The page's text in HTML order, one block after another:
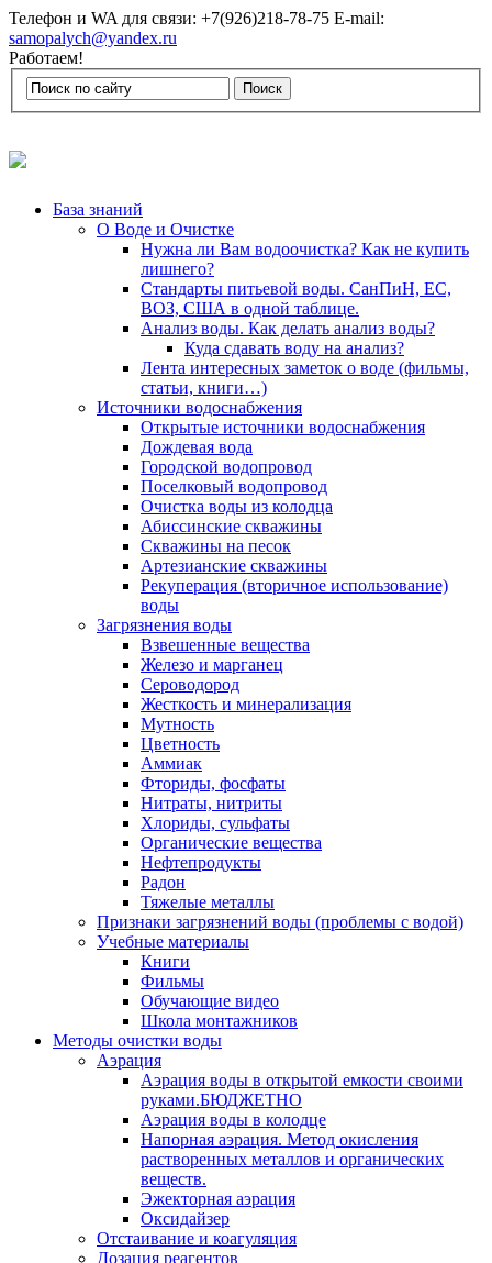
Телефон и WA для связи: +7(926)218-78-75 E-mail:
samopalych@yandex.ru
Работаем!
База знаний
О Воде и Очистке
Нужна ли Вам водоочистка? Как не купить
лишнего?
Стандарты питьевой воды. СанПиН, ЕС,
ВОЗ, США в одной таблице.
Анализ воды. Как делать анализ воды?
Куда сдавать воду на анализ?
Лента интересных заметок о воде (фильмы,
статьи, книги…)
Источники водоснабжения
Открытые источники водоснабжения
Дождевая вода
Городской водопровод
Поселковый водопровод
Очистка воды из колодца
Абиссинские скважины
Скважины на песок
Артезианские скважины
Рекуперация (вторичное использование)
воды
Загрязнения воды
Взвешенные вещества
Железо и марганец
Сероводород
Жесткость и минерализация
Мутность
Цветность
Аммиак
Фториды, фосфаты
Нитраты, нитриты
Хлориды, сульфаты
Органические вещества
Нефтепродукты
Радон
Тяжелые металлы
Признаки загрязнений воды (проблемы с водой)
Учебные материалы
Книги
Фильмы
Обучающие видео
Школа монтажников
Методы очистки воды
Аэрация
Аэрация воды в открытой емкости своими
руками.БЮДЖЕТНО
Аэрация воды в колодце
Напорная аэрация. Метод окисления
растворенных металлов и органических
веществ.
Эжекторная аэрация
Оксидайзер
Отстаивание и коагуляция
Дозация реагентов